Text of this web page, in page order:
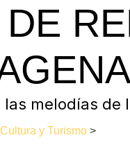
DE
melodías de
y Turismo>